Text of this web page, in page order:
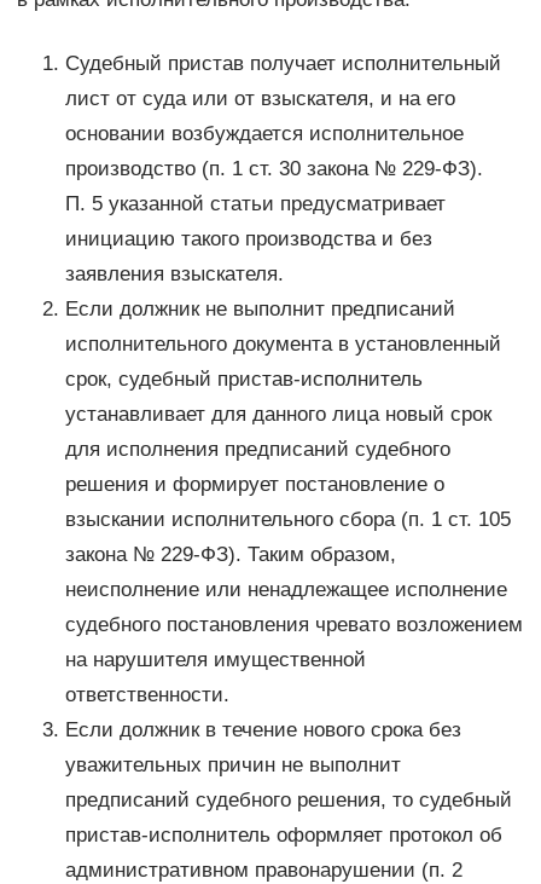
Судебный пристав получает исполнительный
лист от суда или от взыскателя, и на его
основании возбуждается исполнительное
производство (п. 1 ст. 30 закона № 229-ФЗ).
П. 5 указанной статьи предусматривает
инициацию такого производства и без
заявления взыскателя.
Если должник не выполнит предписаний
исполнительного документа в установленный
срок, судебный пристав-исполнитель
устанавливает для данного лица новый срок
для исполнения предписаний судебного
решения и формирует постановление о
взыскании исполнительного сбора (п. 1 ст. 105
закона № 229-ФЗ). Таким образом,
неисполнение или ненадлежащее исполнение
судебного постановления чревато возложением
на нарушителя имущественной
ответственности.
Если должник в течение нового срока без
уважительных причин не выполнит
предписаний судебного решения, то судебный
пристав-исполнитель оформляет протокол об
административном правонарушении (п. 2